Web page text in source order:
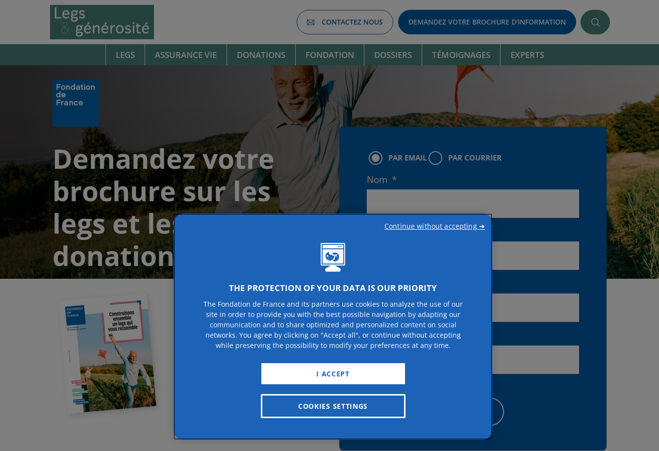
Rechercher
un
dossier,
un
DEMANDEZ VOTRE BROCHURE D'INFORMATION
CONTACTEZ NOUS
LEGS ASSURANCE VIE DONATIONS FONDATION DOSSIERS TÉMOIGNAGES EXPERTS
Demandez votre brochure sur les legs et les donations
Demandez votre
brochure sur les
legs et les
donations
Type
d'envoiPAR EMAIL PAR COURRIER
Nom *
Prénom *
E-mail *
Téléphone
Adresse
THE PROTECTION OF YOUR DATA IS OUR PRIORITY
The Fondation de France and its partners use cookies to analyze the use of our
site in order to provide you with the best possible navigation by adapting our
communication and to share optimized and personalized content on social
networks. You agree by clicking on "Accept all", or continue without accepting
while preserving the possibility to modify your preferences at any time.
I ACCEPT
COOKIES SETTINGS
Continue without accepting ➜